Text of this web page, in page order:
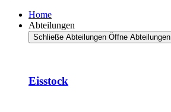
Home
Abteilungen
Schließe Abteilungen Öffne Abteilungen
Eisstock